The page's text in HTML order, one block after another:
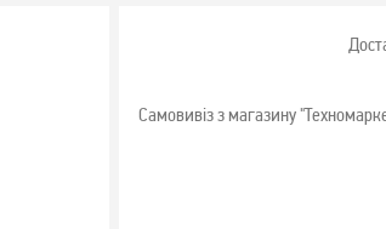
Самовивіз з магазину